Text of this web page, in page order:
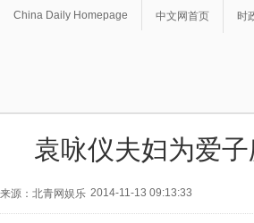
China Daily Homepage 中文网首页 时
袁咏仪夫妇为爱
来源：北青网娱乐 2014-11-13 09:13:33